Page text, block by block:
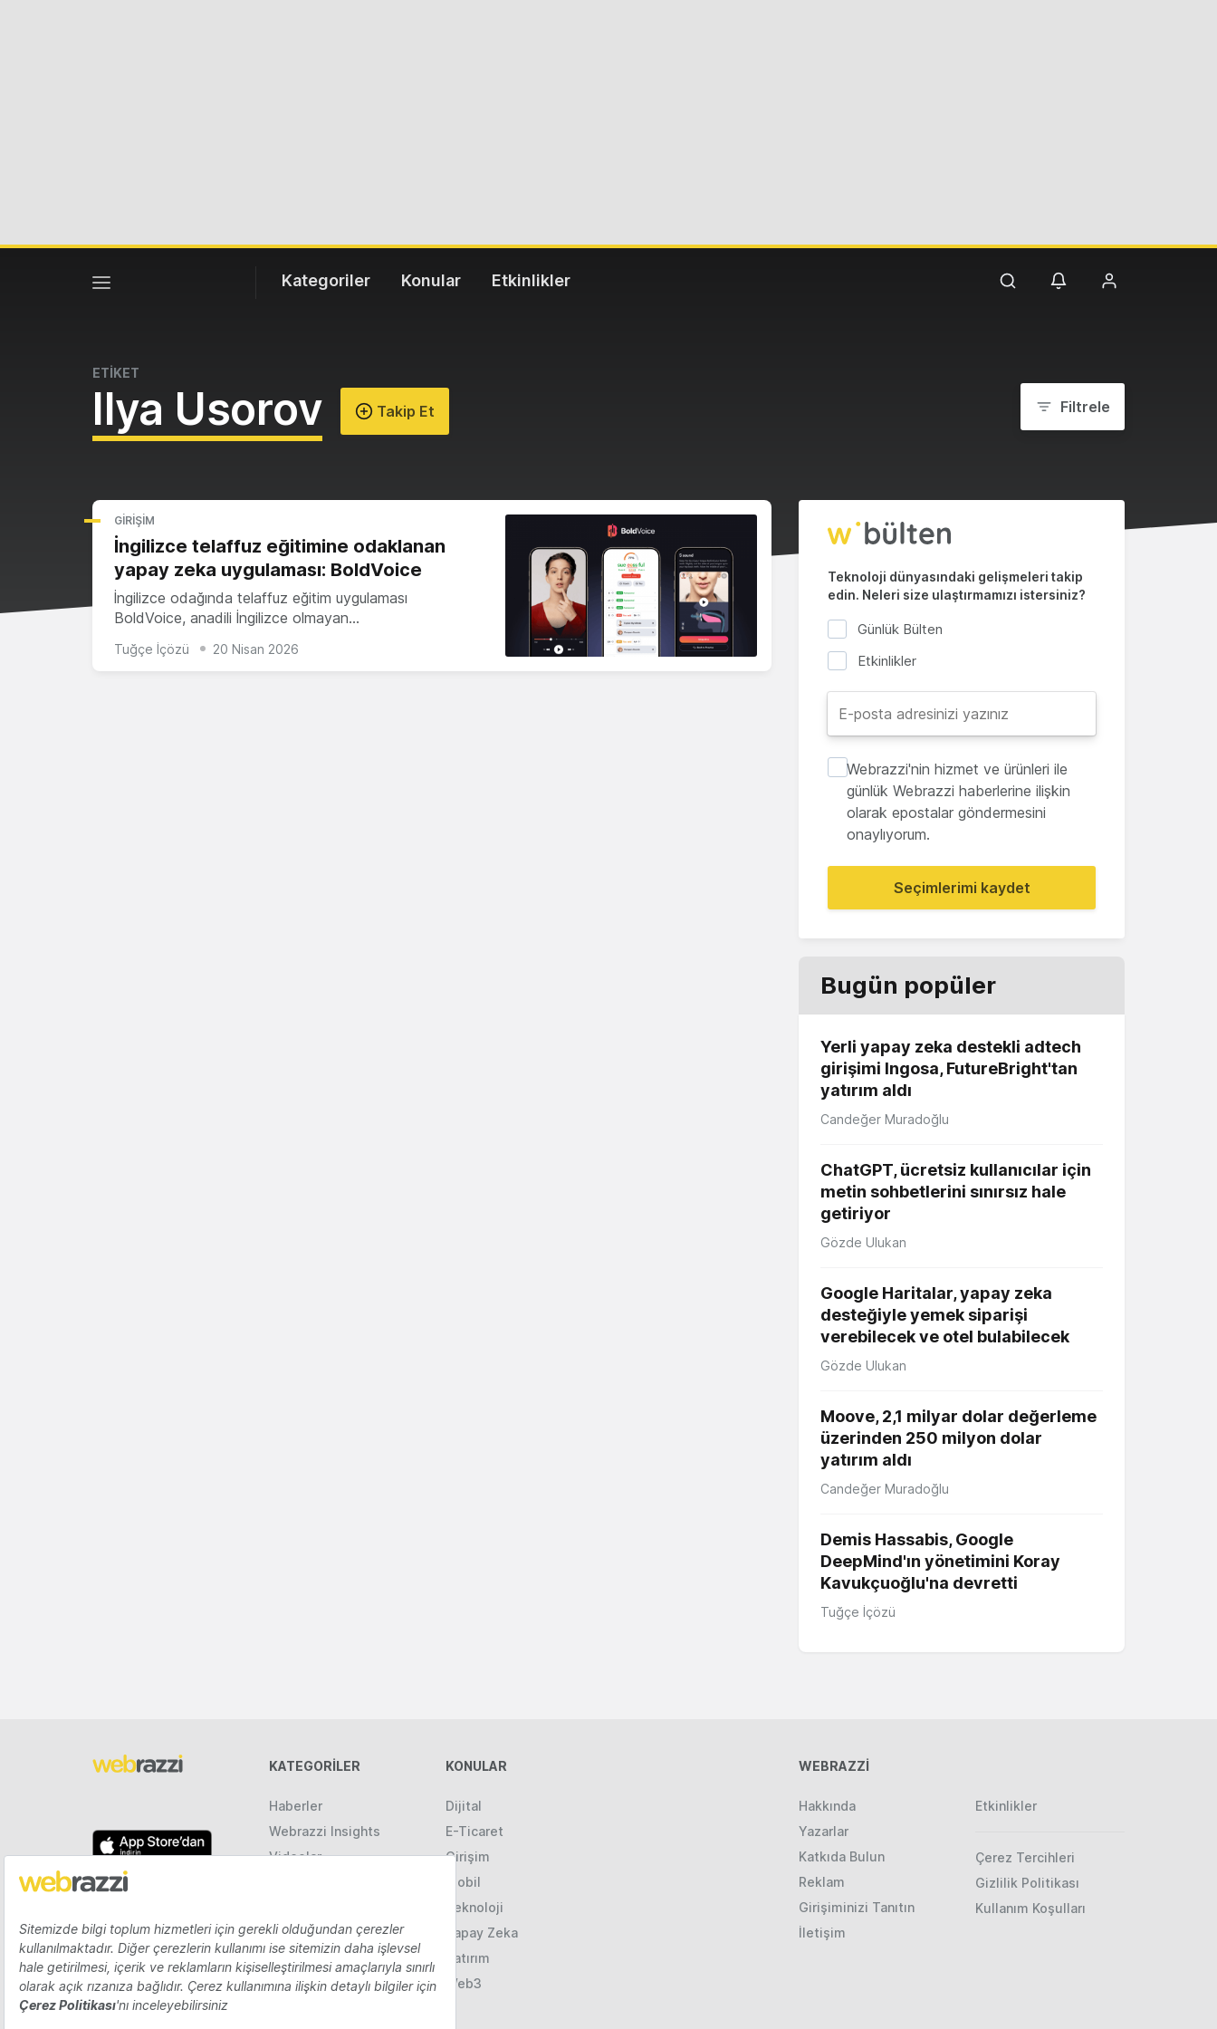
Kategoriler Konular Etkinlikler
ETİKET
Ilya Usorov Takip Et Filtrele
GIRIŞIM
İngilizce telaffuz eğitimine odaklanan
yapay zeka uygulaması: BoldVoice
İngilizce odağında telaffuz eğitim uygulaması
BoldVoice, anadili İngilizce olmayan…
Tuğçe İçözü 20 Nisan 2026
Teknoloji dünyasındaki gelişmeleri takip
edin. Neleri size ulaştırmamızı istersiniz?
Günlük Bülten
Etkinlikler
Webrazzi'nin hizmet ve ürünleri ile
günlük Webrazzi haberlerine ilişkin
olarak epostalar göndermesini
onaylıyorum.
Seçimlerimi kaydet
Bugün popüler
Yerli yapay zeka destekli adtech
girişimi Ingosa, FutureBright'tan
yatırım aldı
Candeğer Muradoğlu
ChatGPT, ücretsiz kullanıcılar için
metin sohbetlerini sınırsız hale
getiriyor
Gözde Ulukan
Google Haritalar, yapay zeka
desteğiyle yemek siparişi
verebilecek ve otel bulabilecek
Gözde Ulukan
Moove, 2,1 milyar dolar değerleme
üzerinden 250 milyon dolar
yatırım aldı
Candeğer Muradoğlu
Demis Hassabis, Google
DeepMind'ın yönetimini Koray
Kavukçuoğlu'na devretti
Tuğçe İçözü
KATEGORILER
Haberler
Webrazzi Insights
Videolar
KONULAR
Dijital
E-Ticaret
Girişim
Mobil
Teknoloji
Yapay Zeka
Yatırım
Web3
WEBRAZZİ
Hakkında
Yazarlar
Katkıda Bulun
Reklam
Girişiminizi Tanıtın
İletişim
Etkinlikler
Çerez Tercihleri
Gizlilik Politikası
Kullanım Koşulları